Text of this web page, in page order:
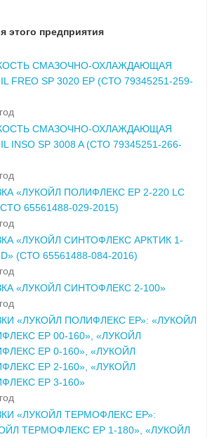
этого предприятия
СМАЗОЧНО-ОХЛАЖДАЮЩАЯ
FREO SP 3020 ЕР (СТО 79345251-259-
СМАЗОЧНО-ОХЛАЖДАЮЩАЯ
INSO SP 3008 A (СТО 79345251-266-
«ЛУКОЙЛ ПОЛИФЛЕКС EP 2-220 LC
65561488-029-2015)
«ЛУКОЙЛ СИНТОФЛЕКС АРКТИК 1-
(СТО 65561488-084-2016)
«ЛУКОЙЛ СИНТОФЛЕКС 2-100»
«ЛУКОЙЛ ПОЛИФЛЕКС ЕР»: «ЛУКОЙЛ
ЕР 00-160», «ЛУКОЙЛ
ЕР 0-160», «ЛУКОЙЛ
ЕР 2-160», «ЛУКОЙЛ
ЕР 3-160»
«ЛУКОЙЛ ТЕРМОФЛЕКС ЕР»:
ТЕРМОФЛЕКС ЕР 1-180», «ЛУКОЙЛ